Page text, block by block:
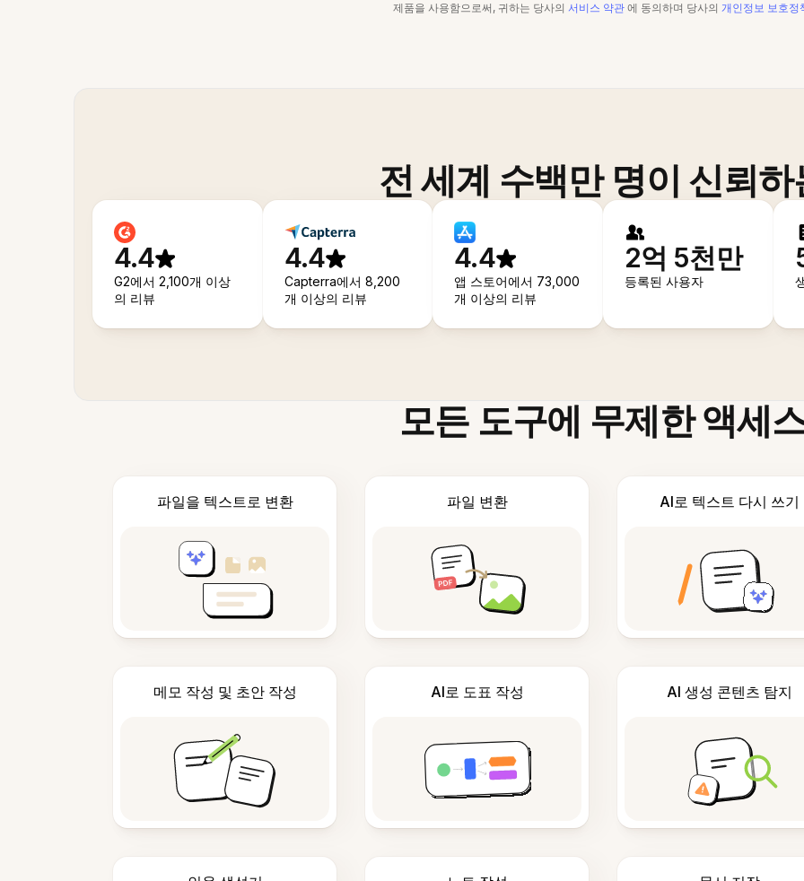
제품을 사용함으로써, 귀하는 당사의 서비스 약관 에 동의하며 당사의 개인정보 보호정
전 세계 수백만 명이 신뢰하
4.4
G2에서 2,100개 이상
의 리뷰
4.4
Capterra에서 8,200
개 이상의 리뷰
4.4
앱 스토어에서 73,000
개 이상의 리뷰
2억 5천만
등록된 사용자
모든 도구에 무제한 액세
파일을 텍스트로 변환 파일 변환 AI로 텍스트 다시 쓰기
메모 작성 및 초안 작성 AI로 도표 작성 AI 생성 콘텐츠 탐지